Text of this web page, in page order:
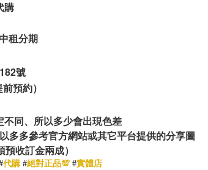
購
租分期
號
預約）
同、所以多少會出現色差
多多參考官方網站或其它平台提供的分享圖
預收訂金兩成）
代購 #絕對正品💯 #實體店